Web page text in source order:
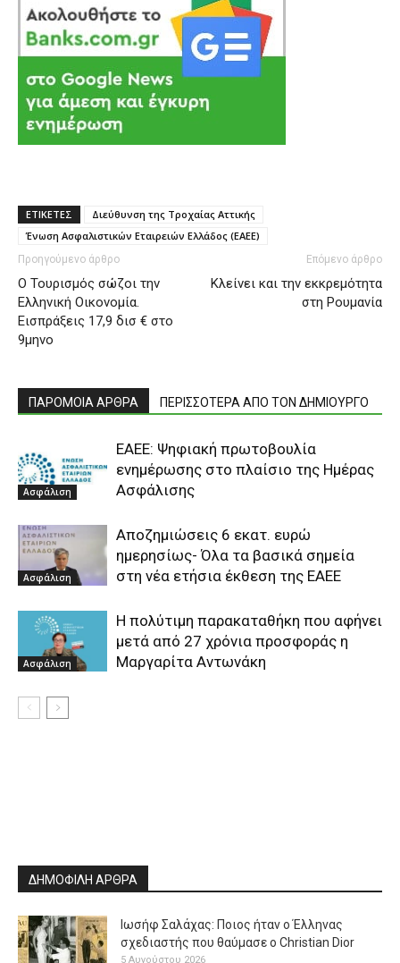
ΕΤΙΚΕΤΕΣ
Διεύθυνση της Τροχαίας Αττικής
Ένωση Ασφαλιστικών Εταιρειών Ελλάδος (ΕΑΕΕ)
Προηγούμενο άρθρο
Ο Τουρισμός σώζοι την
Ελληνική Οικονομία.
Εισπράξεις 17,9 δισ € στο
9μηνο
Επόμενο άρθρο
Κλείνει και την εκκρεμότητα
στη Ρουμανία
ΠΑΡΟΜΟΙΑ ΑΡΘΡΑ ΠΕΡΙΣΣΟΤΕΡΑ ΑΠΟ ΤΟΝ ΔΗΜΙΟΥΡΓΟ
Ασφάλιση
ΕΑΕΕ: Ψηφιακή πρωτοβουλία
ενημέρωσης στο πλαίσιο της Ημέρας
Ασφάλισης
Ασφάλιση
Αποζημιώσεις 6 εκατ. ευρώ
ημερησίως- Όλα τα βασικά σημεία
στη νέα ετήσια έκθεση της ΕΑΕΕ
Ασφάλιση
Η πολύτιμη παρακαταθήκη που αφήνει
μετά από 27 χρόνια προσφοράς η
Μαργαρίτα Αντωνάκη
ΔΗΜΟΦΙΛΗ ΑΡΘΡΑ
Ιωσήφ Σαλάχας: Ποιος ήταν ο Έλληνας
σχεδιαστής που θαύμασε ο Christian Dior
5 Αυγούστου 2026